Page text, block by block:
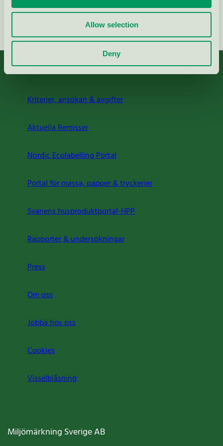
Allow selection
Deny
Kriterier, ansökan & avgifter
Aktuella Remisser
Nordic Ecolabelling Portal
Portal för massa, papper & tryckerier
Svanens husproduktportal-HPP
Rapporter & undersökningar
Press
Om oss
Jobba hos oss
Cookies
Visselblåsning
Miljömärkning Sverige AB